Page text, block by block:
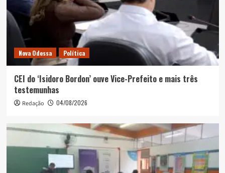
Nova Odessa Política
CEI do ‘Isidoro Bordon’ ouve Vice-Prefeito e mais três
testemunhas
Redação 04/08/2026